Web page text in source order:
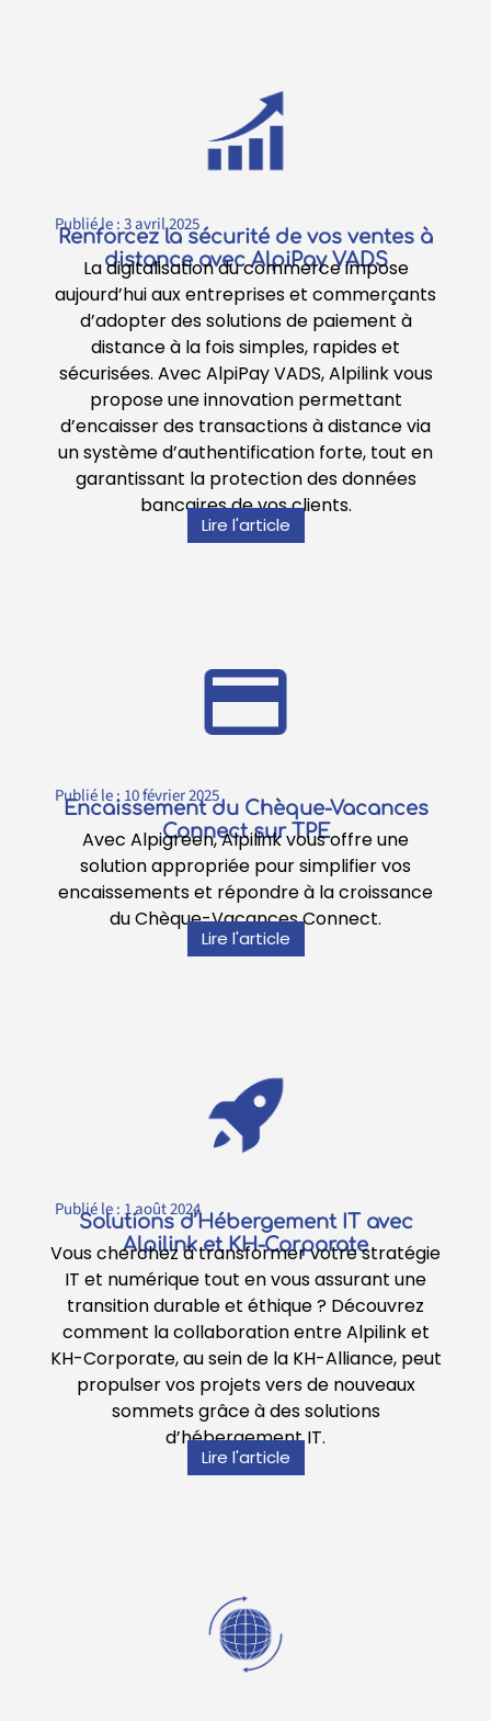
Publié le :3 avril 2025
Renforcez la sécurité de vos ventes à
distance avec AlpiPay VADS
La digitalisation du commerce impose
aujourd’hui aux entreprises et commerçants
d’adopter des solutions de paiement à
distance à la fois simples, rapides et
sécurisées. Avec AlpiPay VADS, Alpilink vous
propose une innovation permettant
d’encaisser des transactions à distance via
un système d’authentification forte, tout en
garantissant la protection des données
bancaires de vos clients.
Lire l'article
Publié le :10 février 2025
Encaissement du Chèque-Vacances
Connect sur TPE
Avec Alpigreen, Alpilink vous offre une
solution appropriée pour simplifier vos
encaissements et répondre à la croissance
du Chèque-Vacances Connect.
Lire l'article
Publié le : 1 août 2024
Solutions d’Hébergement IT avec
Alpilink et KH-Corporate
Vous cherchez à transformer votre stratégie
IT et numérique tout en vous assurant une
transition durable et éthique ? Découvrez
comment la collaboration entre Alpilink et
KH-Corporate, au sein de la KH-Alliance, peut
propulser vos projets vers de nouveaux
sommets grâce à des solutions
d’hébergement IT.
Lire l'article